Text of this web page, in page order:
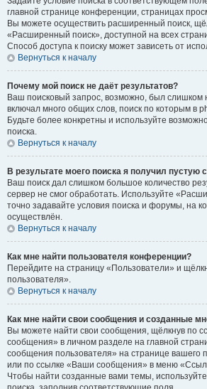
главной странице конференции, страницах
Вы можете осуществить расширенный поиск,
«Расширенный поиск», доступной на всех
Способ доступа к поиску может зависеть от
Вернуться к началу
Почему мой поиск не даёт результатов?
Ваш поисковый запрос, возможно, был
включал много общих слов, поиск по которым в
Будьте более конкретны и используйте
поиска.
Вернуться к началу
В результате моего поиска я получил пустую
Ваш поиск дал слишком большое количество
сервер не смог обработать. Используйте
точно задавайте условия поиска и форумы, на
осуществлён.
Вернуться к началу
Как мне найти пользователя конференции?
Перейдите на страницу «Пользователи» и
пользователя».
Вернуться к началу
Как мне найти свои сообщения и созданные
Вы можете найти свои сообщения, щёлкнув по
сообщения» в личном разделе на главной
сообщения пользователя» на странице вашего
или по ссылке «Ваши сообщения» в меню
Чтобы найти созданные вами темы,